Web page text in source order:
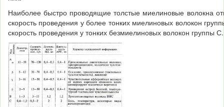
Наиболее быстро проводящие толстые миелиновые волокна
скорость проведения у более тонких миелиновых волокон
скорость проведения у тонких безмиелиновых волокон группы С.